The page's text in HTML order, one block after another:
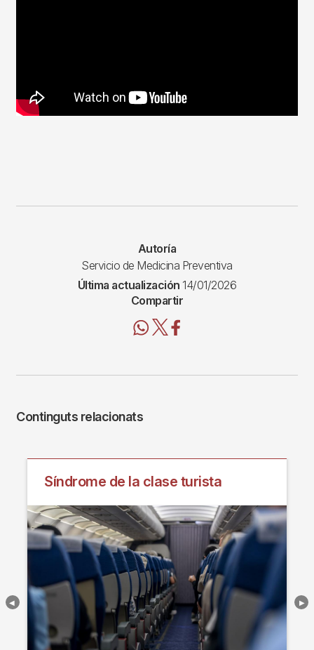
Autoría
Servicio de Medicina Preventiva
Última actualización 14/01/2026
Compartir
Continguts relacionats
Síndrome de la clase turista